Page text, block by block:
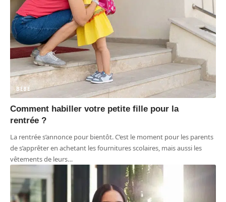
BÉBÉ
Comment habiller votre petite fille pour la
rentrée ?
La rentrée s’annonce pour bientôt. C’est le moment pour les parents
de s’apprêter en achetant les fournitures scolaires, mais aussi les
vêtements de leurs…